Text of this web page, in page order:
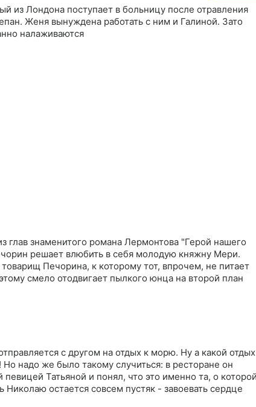
из Лондона поступает в больницу после отравления
Женя вынуждена работать с ним и Галиной. Зато
налаживаются
глав знаменитого романа Лермонтова "Герой нашего
решает влюбить в себя молодую княжну Мери.
Печорина, к которому тот, впрочем, не питает
смело отодвигает пылкого юнца на второй план
с другом на отдых к морю. Ну а какой отдых
надо же было такому случиться: в ресторане он
Татьяной и понял, что это именно та, о
остается совсем пустяк - завоевать сердце